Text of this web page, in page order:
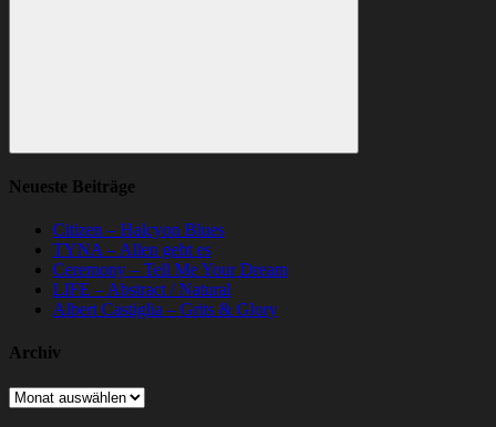
Suchen
Neueste Beiträge
Citizen – Halcyon Blues
TYNA – Allen geht es
Ceremony – Tell Me Your Dream
LIFE – Abstract / Natural
Albert Castiglia – Grits & Glory
Archiv
Archiv